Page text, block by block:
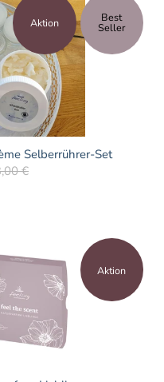
Best
Seller
Aktion
Selberrührer-Set
€
Aktion